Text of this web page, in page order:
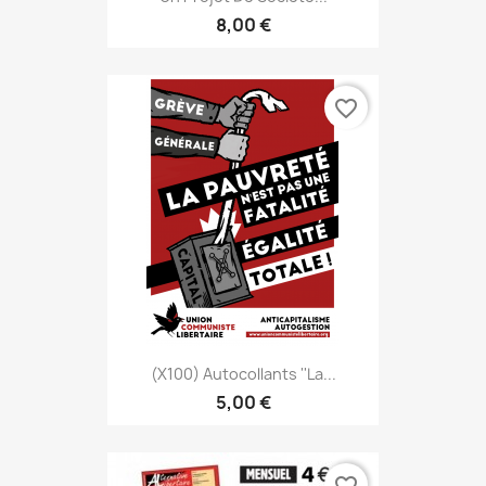
8,00 €
(x100) Autocollants ''La...
5,00 €
favorite_border